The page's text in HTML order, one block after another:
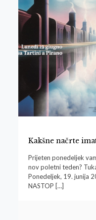
Kakšne načrte
Prijeten ponedeljek
nov poletni teden?
Ponedeljek, 19. junija
NASTOP […]